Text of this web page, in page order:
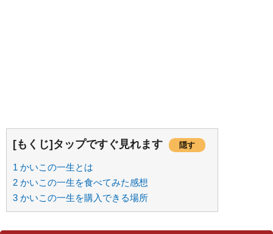
[もくじ]タップですぐ見れます 隠す
1 かいこの一生とは
2 かいこの一生を食べてみた感想
3 かいこの一生を購入できる場所